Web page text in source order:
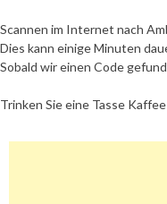
Scannen im Internet nach
Dies kann einige Minuten
Sobald wir einen Code
Trinken Sie eine Tasse